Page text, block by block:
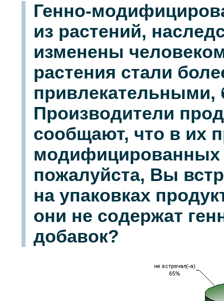
Генно-
из растений,
изменены
растения стали
Производители
сообщают, что в их
модифицированных
пожалуйста, Вы
на упаковках
они не содержат
добавок?